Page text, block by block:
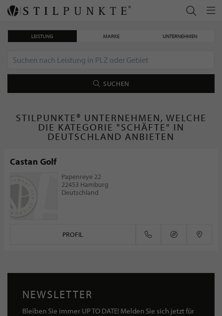
LEISTUNG MARKE UNTERNEHMEN
SUCHEN
STILPUNKTE® UNTERNEHMEN, WELCHE
DIE KATEGORIE "SCHÄFTE" IN
DEUTSCHLAND ANBIETEN
Castan Golf
Papenreye 22
22453 Hamburg
Deutschland
PROFIL
NEWSLETTER
Bleiben Sie immer UP TO DATE! Melden Sie sich jetzt für